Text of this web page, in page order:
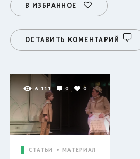
В ИЗБРАННОЕ
ОСТАВИТЬ КОМЕНТАРИЙ
6 111 0 0
СТАТЬИ МАТЕРИАЛ